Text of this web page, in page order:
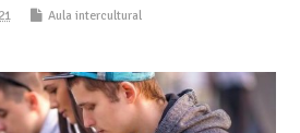
Aula intercultural